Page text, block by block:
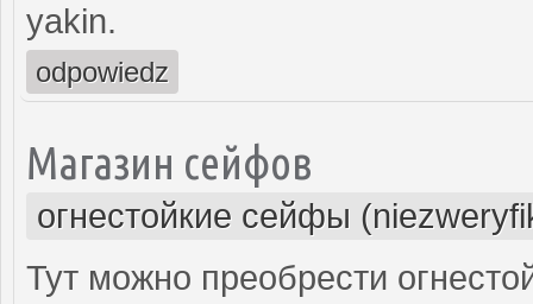
yakin.
odpowiedz
Магазин сейфов
огнестойкие сейфы
Тут можно преобрести